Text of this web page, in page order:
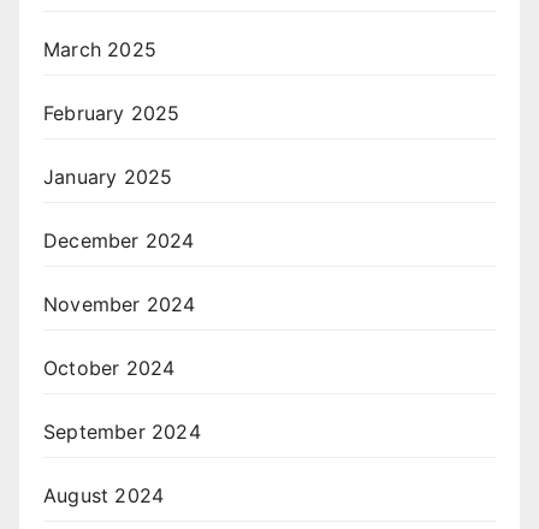
March 2025
February 2025
January 2025
December 2024
November 2024
October 2024
September 2024
August 2024